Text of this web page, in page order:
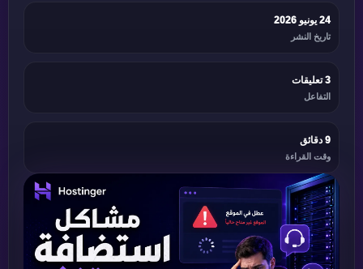
24 يونيو 2026
تاريخ النشر
3 تعليقات
التفاعل
9 دقائق
وقت القراءة